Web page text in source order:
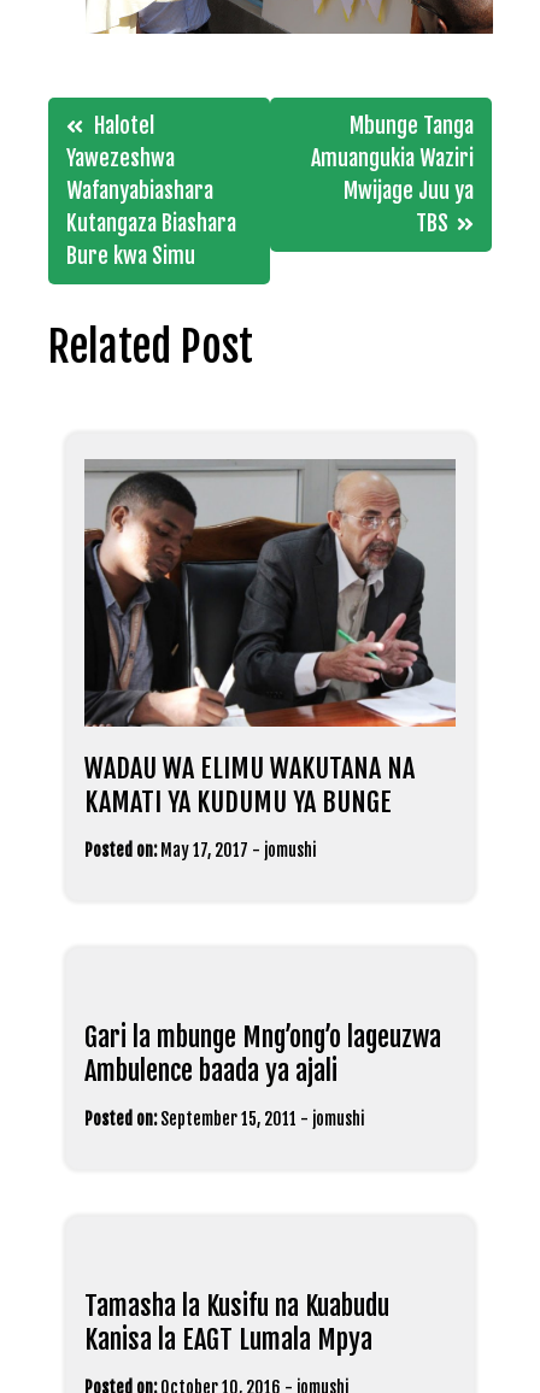
Post
navigation
Halotel
Yawezeshwa
Wafanyabiashara
Kutangaza Biashara
Bure kwa Simu
Mbunge Tanga
Amuangukia Waziri
Mwijage Juu ya
TBS
Related Post
WADAU WA ELIMU WAKUTANA NA
KAMATI YA KUDUMU YA BUNGE
Posted on: May 17, 2017 - jomushi
Gari la mbunge Mng’ong’o lageuzwa
Ambulence baada ya ajali
Posted on: September 15, 2011 - jomushi
Tamasha la Kusifu na Kuabudu
Kanisa la EAGT Lumala Mpya
Posted on: October 10, 2016 - jomushi